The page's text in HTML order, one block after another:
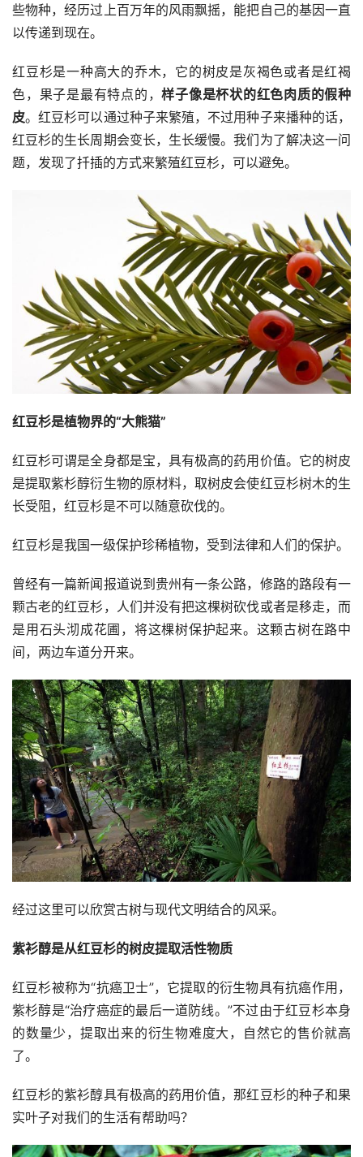
些物种，经历过上百万年的风雨飘摇，能把自己的基因一直
以传递到现在。
红豆杉是一种高大的乔木，它的树皮是灰褐色或者是红褐
色，果子是最有特点的，样子像是杯状的红色肉质的假种
皮。红豆杉可以通过种子来繁殖，不过用种子来播种的话，
红豆杉的生长周期会变长，生长缓慢。我们为了解决这一问
题，发现了扦插的方式来繁殖红豆杉，可以避免。
红豆杉是植物界的“大熊猫”
红豆杉可谓是全身都是宝，具有极高的药用价值。它的树皮
是提取紫杉醇衍生物的原材料，取树皮会使红豆杉树木的生
长受阻，红豆杉是不可以随意砍伐的。
红豆杉是我国一级保护珍稀植物，受到法律和人们的保护。
曾经有一篇新闻报道说到贵州有一条公路，修路的路段有一
颗古老的红豆杉，人们并没有把这棵树砍伐或者是移走，而
是用石头沏成花圃，将这棵树保护起来。这颗古树在路中
间，两边车道分开来。
经过这里可以欣赏古树与现代文明结合的风采。
紫衫醇是从红豆杉的树皮提取活性物质
红豆杉被称为“抗癌卫士”，它提取的衍生物具有抗癌作用，
紫杉醇是“治疗癌症的最后一道防线。”不过由于红豆杉本身
的数量少，提取出来的衍生物难度大，自然它的售价就高
了。
红豆杉的紫衫醇具有极高的药用价值，那红豆杉的种子和果
实叶子对我们的生活有帮助吗？